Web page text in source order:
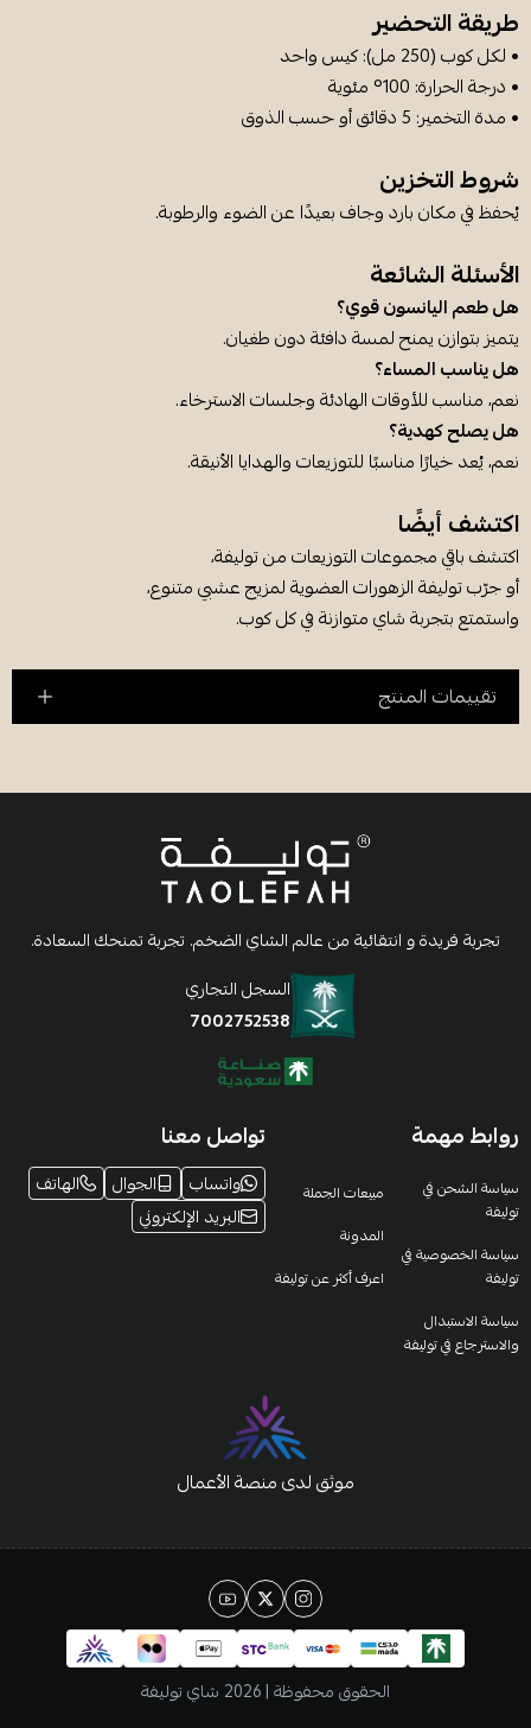
طريقة التحضير
• لكل كوب (250 مل): كيس واحد
• درجة الحرارة: 100° مئوية
• مدة التخمير: 5 دقائق أو حسب الذوق
شروط التخزين
يُحفظ في مكان بارد وجاف بعيدًا عن الضوء والرطوبة.
الأسئلة الشائعة
هل طعم اليانسون قوي؟
يتميز بتوازن يمنح لمسة دافئة دون طغيان.
هل يناسب المساء؟
نعم، مناسب للأوقات الهادئة وجلسات الاسترخاء.
هل يصلح كهدية؟
نعم، يُعد خيارًا مناسبًا للتوزيعات والهدايا الأنيقة.
اكتشف أيضًا
اكتشف باقي مجموعات التوزيعات من توليفة،
أو جرّب توليفة الزهورات العضوية لمزيج عشبي متنوع،
واستمتع بتجربة شاي متوازنة في كل كوب.
تقييمات المنتج
تجربة فريدة و انتقائية من عالم الشاي الضخم. تجربة تمنحك السعادة.
السجل التجاري
7002752538
روابط مهمة
سياسة الشحن في
توليفة
سياسة الخصوصية في
توليفة
سياسة الاستبدال
والاسترجاع في توليفة
مبيعات الجملة
المدونة
اعرف أكثر عن توليفة
تواصل معنا
واتساب الجوال
الهاتف
البريد الإلكتروني
موثق لدى منصة الأعمال
الحقوق محفوظة | 2026 شاي توليفة